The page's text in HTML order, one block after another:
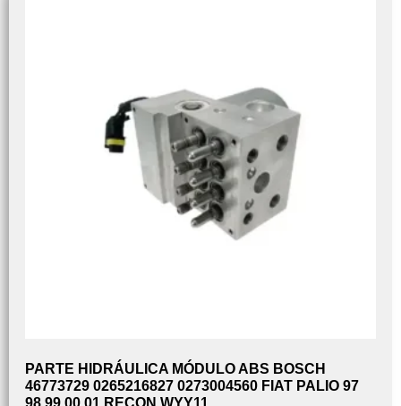
PARTE HIDRÁULICA MÓDULO ABS BOSCH
46773729 0265216827 0273004560 FIAT PALIO 97